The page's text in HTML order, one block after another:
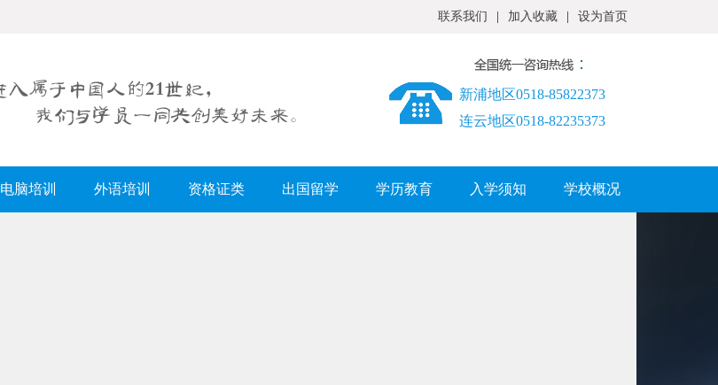
联系我们 加入收藏 设为首页
新浦地区0518-85822373
连云地区0518-82235373
电脑培训 外语培训 资格证类 出国留学 学历教育 入学须知 学校概况